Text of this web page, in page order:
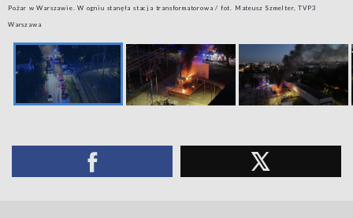
Pożar w Warszawie. W ogniu stanęła stacja transformatorowa / fot. Mateusz Szmelter, TVP3
Warszawa